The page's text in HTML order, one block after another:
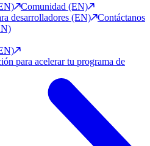
Comunidad (EN)
desarrolladores (EN)
Contáctanos
para acelerar tu programa de